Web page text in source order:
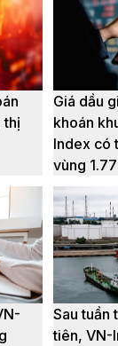
thị
Giá dầu
khoán
Index có
vùng
Sau tuần
tiên, VN-